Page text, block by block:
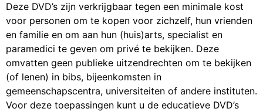
Deze DVD’s zijn verkrijgbaar tegen een minimale kost
voor personen om te kopen voor zichzelf, hun vrienden
en familie en om aan hun (huis)arts, specialist en
paramedici te geven om privé te bekijken. Deze
omvatten geen publieke uitzendrechten om te bekijken
(of lenen) in bibs, bijeenkomsten in
gemeenschapscentra, universiteiten of andere instituten.
Voor deze toepassingen kunt u de educatieve DVD’s